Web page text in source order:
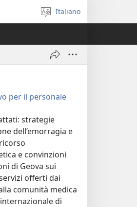
Seleziona
la
Italiano
per il personale
strategie
dell’emorragia e
e convinzioni
di Geova sui
offerti dai
comunità medica
di